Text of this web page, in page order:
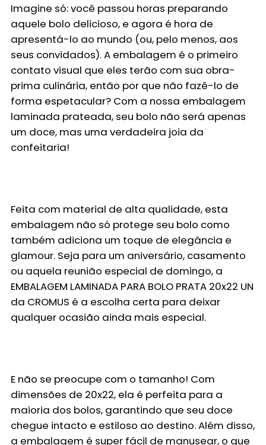
Imagine só: você passou horas preparando
aquele bolo delicioso, e agora é hora de
apresentá-lo ao mundo (ou, pelo menos, aos
seus convidados). A embalagem é o primeiro
contato visual que eles terão com sua obra-
prima culinária, então por que não fazê-lo de
forma espetacular? Com a nossa embalagem
laminada prateada, seu bolo não será apenas
um doce, mas uma verdadeira joia da
confeitaria!
Feita com material de alta qualidade, esta
embalagem não só protege seu bolo como
também adiciona um toque de elegância e
glamour. Seja para um aniversário, casamento
ou aquela reunião especial de domingo, a
EMBALAGEM LAMINADA PARA BOLO PRATA 20x22 UN
da CROMUS é a escolha certa para deixar
qualquer ocasião ainda mais especial.
E não se preocupe com o tamanho! Com
dimensões de 20x22, ela é perfeita para a
maioria dos bolos, garantindo que seu doce
chegue intacto e estiloso ao destino. Além disso,
a embalagem é super fácil de manusear, o que